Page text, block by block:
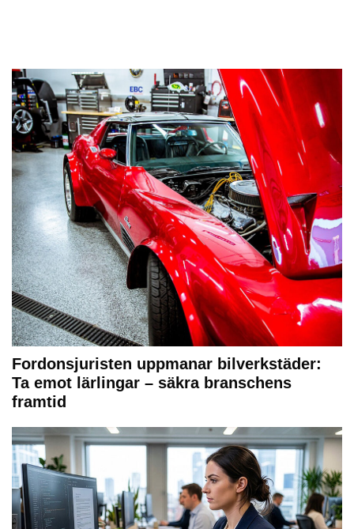
Fordonsjuristen uppmanar bilverkstäder:
Ta emot lärlingar – säkra branschens
framtid